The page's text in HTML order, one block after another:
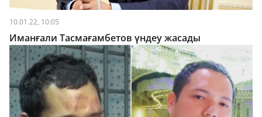
10.01.22, 10:05
Иманғали Тасмағамбетов үндеу жасады